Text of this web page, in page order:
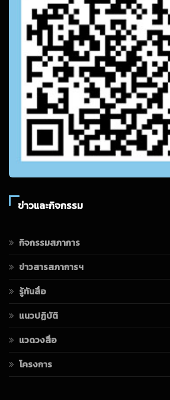
ข่าวและกิจกรรม
กิจกรรมสภาการ
ข่าวสารสภาการฯ
รู้ทันสื่อ
แนวปฏิบัติ
แวดวงสื่อ
โครงการ